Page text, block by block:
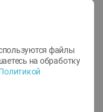
файлы
на обработку